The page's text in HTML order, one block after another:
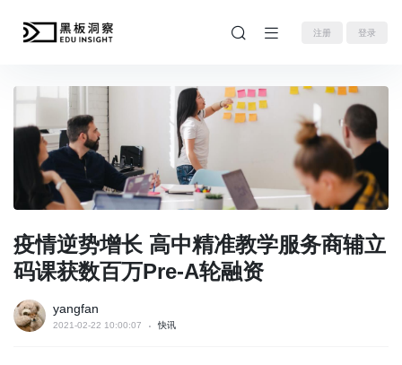
注册 登录
疫情逆势增长 高中精准教学服务商辅立
码课获数百万Pre-A轮融资
yangfan
2021-02-22 10:00:07 快讯